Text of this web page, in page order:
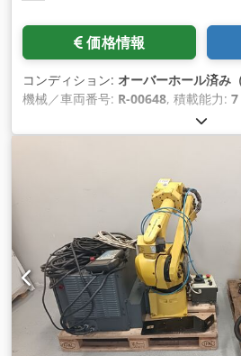
価格情報
コンディション: オーバーホール済み
機械／車両番号: R-00648, 積載能力: 7
, コントローラーメ
Plus, ティーチペンダントメーカー: